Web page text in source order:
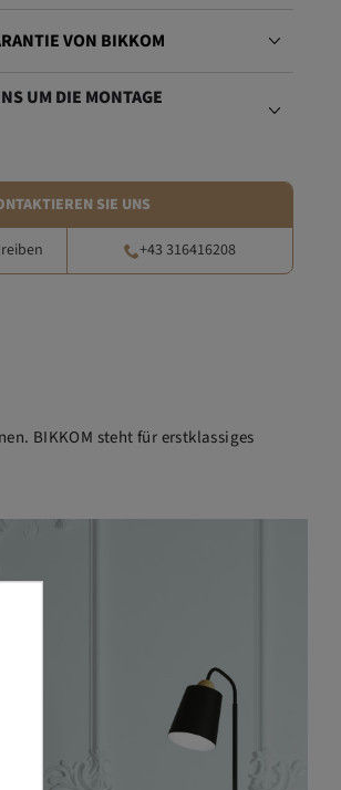
VON BIKKOM
UM DIE MONTAGE
SIE UNS
+43 316416208
BIKKOM steht für erstklassiges